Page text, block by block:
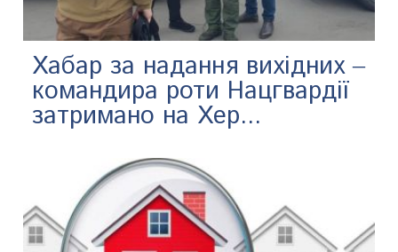
Хабар за надання вихідних ‒
командира роти Нацгвардії
затримано на Хер...